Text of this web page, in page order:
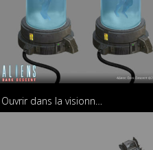
Ouvrir dans la visionneuse